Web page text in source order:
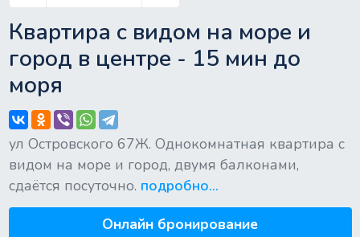
Квартира с видом на море и
город в центре - 15 мин до
моря
ул Островского 67Ж. Однокомнатная квартира с
видом на море и город, двумя балконами,
сдаётся посуточно. подробно...
Онлайн бронирование